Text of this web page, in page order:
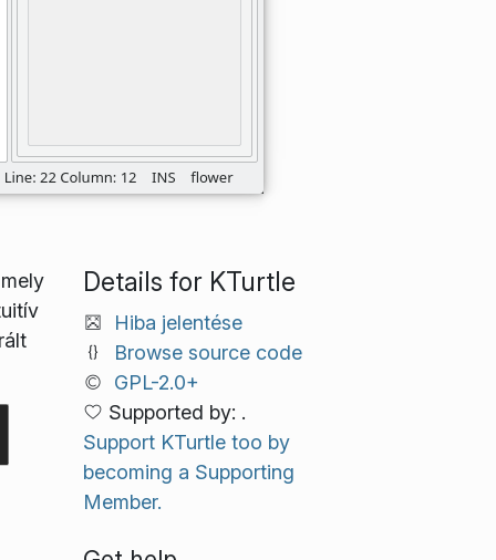
Details for KTurtle
Hiba jelentése
Browse source code
GPL-2.0+
Supported by: .
Support KTurtle too by
becoming a Supporting
Member.